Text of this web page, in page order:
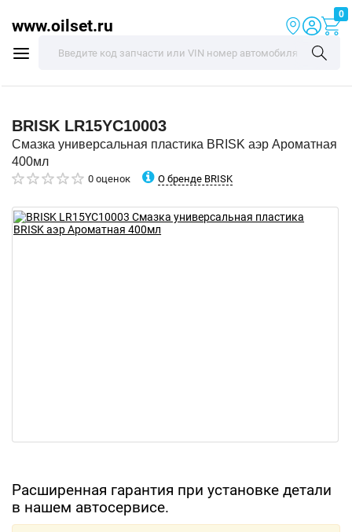
www.oilset.ru
0
BRISK LR15YC10003
Смазка универсальная пластика BRISK аэр Ароматная
400мл
0 оценок О бренде BRISK
Расширенная гарантия при установке детали
в нашем автосервисе.